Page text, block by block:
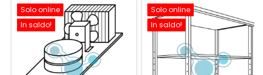
Solo online
In saldo!
Solo online
In saldo!